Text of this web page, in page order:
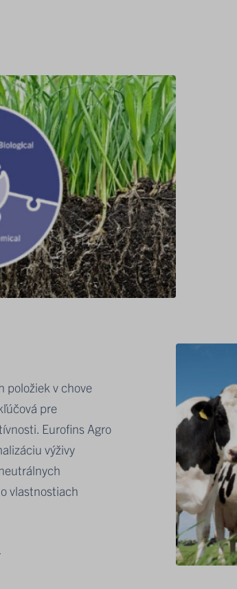
položiek v chove
pre
Eurofins Agro
výživy
vlastnostiach